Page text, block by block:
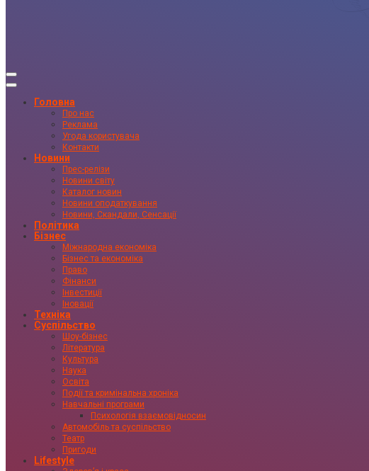
Головна
Про нас
Реклама
Угода користувача
Контакти
Новини
Прес-релізи
Новини світу
Каталог новин
Новини оподаткування
Новини, Скандали, Сенсації
Політика
Бізнес
Міжнародна економіка
Бізнес та економіка
Право
Фінанси
Інвестиції
Іновації
Техніка
Суспільство
Шоу-бізнес
Література
Культура
Наука
Освіта
Події та кримінальна хроніка
Навчальні програми
Психологія взаємовідносин
Автомобіль та суспільство
Театр
Пригоди
Lifestyle